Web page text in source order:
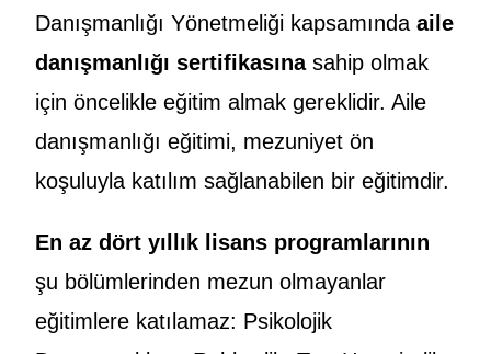
Danışmanlığı Yönetmeliği kapsamındaaile
danışmanlığı sertifikasınasahip olmak
için öncelikle eğitim almak gereklidir. Aile
danışmanlığı eğitimi, mezuniyet ön
koşuluyla katılım sağlanabilen bir eğitimdir.
En az dört yıllık lisans programlarının
şu bölümlerinden mezun olmayanlar
eğitimlere katılamaz: Psikolojik